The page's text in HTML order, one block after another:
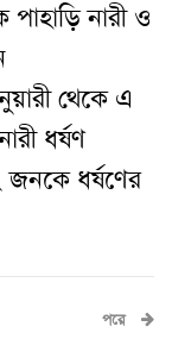
পাহাড়ি নারী ও
থেকে এ
ধর্ষণ
জনকে ধর্ষণের
পরে